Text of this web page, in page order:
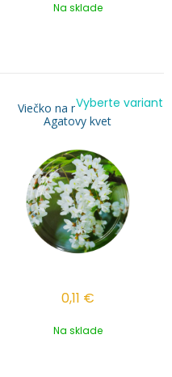
Na sklade
Viečko na med TO 82 -
Agatovy kvet
0,11 €
Vyberte variant
Na sklade